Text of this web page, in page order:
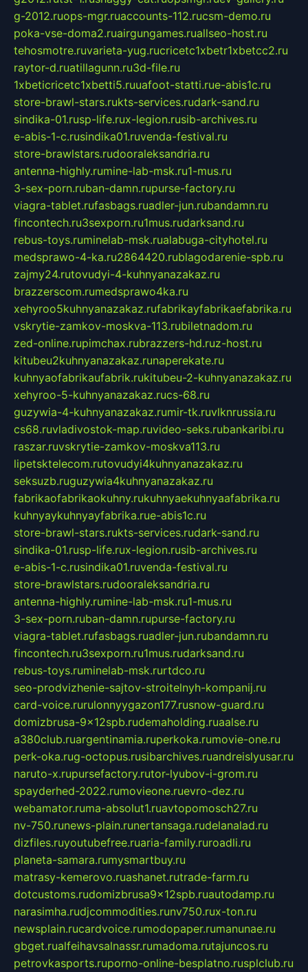
g-2012.ruops-mgr.ruaccounts-112.rucsm-demo.ru
poka-vse-doma2.ruairgungames.ruallseo-host.ru
tehosmotre.ruvarieta-yug.rucricetc1xbetr1xbetcc2.ru
raytor-d.ruatillagunn.ru3d-file.ru
1xbeticricetc1xbetti5.ruuafoot-statti.rue-abis1c.ru
store-brawl-stars.rukts-services.rudark-sand.ru
sindika-01.rusp-life.rux-legion.rusib-archives.ru
e-abis-1-c.rusindika01.ruvenda-festival.ru
store-brawlstars.rudooraleksandria.ru
antenna-highly.rumine-lab-msk.ru1-mus.ru
3-sex-porn.ruban-damn.rupurse-factory.ru
viagra-tablet.rufasbags.ruadler-jun.rubandamn.ru
fincontech.ru3sexporn.ru1mus.rudarksand.ru
rebus-toys.ruminelab-msk.rualabuga-cityhotel.ru
medsprawo-4-ka.ru2864420.rublagodarenie-spb.ru
zajmy24.rutovudyi-4-kuhnyanazakaz.ru
brazzerscom.rumedsprawo4ka.ru
xehyroo5kuhnyanazakaz.rufabrikayfabrikaefabrika.ru
vskrytie-zamkov-moskva-113.rubiletnadom.ru
zed-online.rupimchax.rubrazzers-hd.ruz-host.ru
kitubeu2kuhnyanazakaz.runaperekate.ru
kuhnyaofabrikaufabrik.rukitubeu-2-kuhnyanazakaz.ru
xehyroo-5-kuhnyanazakaz.rucs-68.ru
guzywia-4-kuhnyanazakaz.rumir-tk.ruvlknrussia.ru
cs68.ruvladivostok-map.ruvideo-seks.rubankaribi.ru
raszar.ruvskrytie-zamkov-moskva113.ru
lipetsktelecom.rutovudyi4kuhnyanazakaz.ru
seksuzb.ruguzywia4kuhnyanazakaz.ru
fabrikaofabrikaokuhny.rukuhnyaekuhnyaafabrika.ru
kuhnyaykuhnyayfabrika.rue-abis1c.ru
store-brawl-stars.rukts-services.rudark-sand.ru
sindika-01.rusp-life.rux-legion.rusib-archives.ru
e-abis-1-c.rusindika01.ruvenda-festival.ru
store-brawlstars.rudooraleksandria.ru
antenna-highly.rumine-lab-msk.ru1-mus.ru
3-sex-porn.ruban-damn.rupurse-factory.ru
viagra-tablet.rufasbags.ruadler-jun.rubandamn.ru
fincontech.ru3sexporn.ru1mus.rudarksand.ru
rebus-toys.ruminelab-msk.rurtdco.ru
seo-prodvizhenie-sajtov-stroitelnyh-kompanij.ru
card-voice.rurulonnyygazon177.rusnow-guard.ru
domizbrusa-9x12spb.rudemaholding.ruaalse.ru
a380club.ruargentinamia.ruperkoka.rumovie-one.ru
perk-oka.rug-octopus.rusibarchives.ruandreislyusar.ru
naruto-x.rupursefactory.rutor-lyubov-i-grom.ru
spayderhed-2022.rumovieone.ruevro-dez.ru
webamator.ruma-absolut1.ruavtopomosch27.ru
nv-750.runews-plain.runertansaga.rudelanalad.ru
dizfiles.ruyoutubefree.ruaria-family.ruroadli.ru
planeta-samara.rumysmartbuy.ru
matrasy-kemerovo.ruashanet.rutrade-farm.ru
dotcustoms.rudomizbrusa9x12spb.ruautodamp.ru
narasimha.rudjcommodities.runv750.rux-ton.ru
newsplain.rucardvoice.rumodopaper.rumanunae.ru
gbget.rualfeihavsalnassr.rumadoma.rutajuncos.ru
petrovkasports.ruporno-online-besplatno.rusplclub.ru